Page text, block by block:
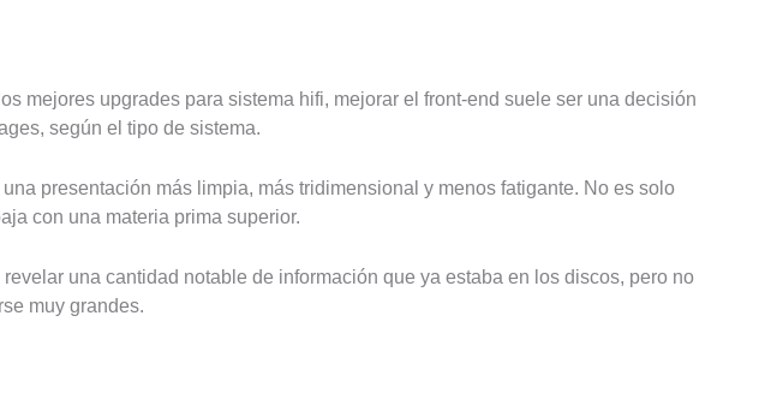
mejores upgrades para sistema hifi, mejorar el front-end suele ser una decisión
según el tipo de sistema.
presentación más limpia, más tridimensional y menos fatigante. No es solo
con una materia prima superior.
revelar una cantidad notable de información que ya estaba en los discos, pero no
muy grandes.